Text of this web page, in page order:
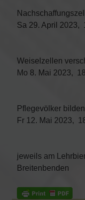
Sa 29. April 2023,
Weiselzellen
Mo 8. Mai 2023,
Pflegevölker bilden
Fr 12. Mai 2023,
jeweils am
Breitenbenden